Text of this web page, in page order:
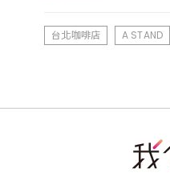
台北咖啡店 A STAND